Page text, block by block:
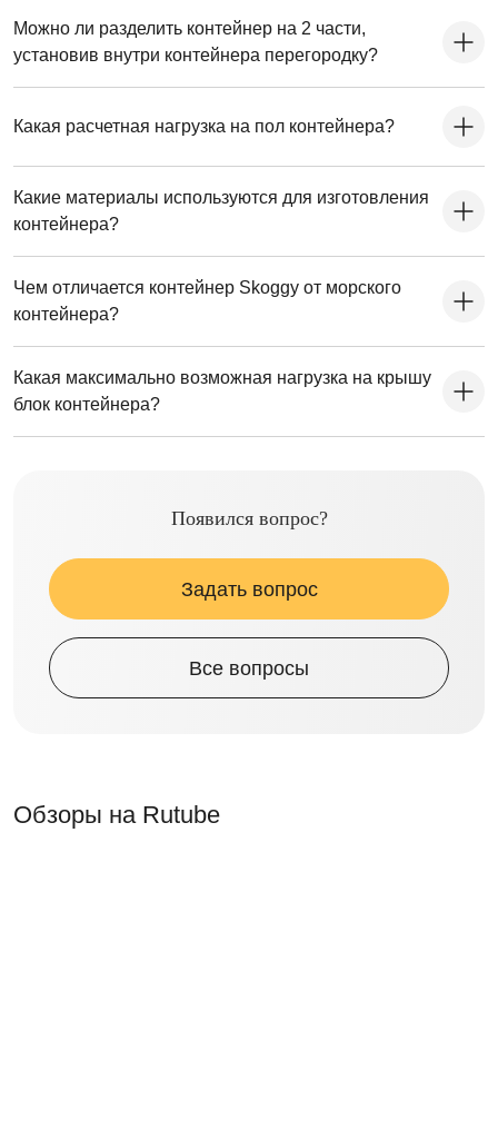
Можно ли разделить контейнер на 2 части,
установив внутри контейнера перегородку?
Какая расчетная нагрузка на пол контейнера?
Какие материалы используются для изготовления
контейнера?
Чем отличается контейнер Skoggy от морского
контейнера?
Какая максимально возможная нагрузка на крышу
блок контейнера?
Появился вопрос?
Задать вопрос
Все вопросы
Обзоры на Rutube